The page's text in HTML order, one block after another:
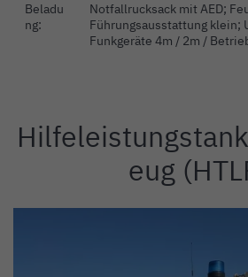
Beladu
ng:
Notfallrucksack mit AED;
Führungsausstattung klein;
Funkgeräte 4m / 2m /
eug